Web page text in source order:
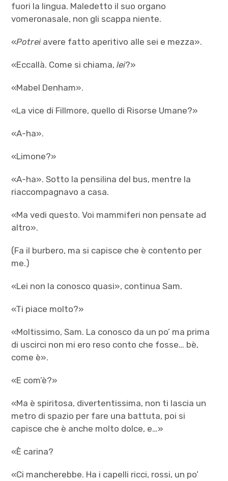
fuori la lingua. Maledetto il suo organo
vomeronasale, non gli scappa niente.
«Potreiavere fatto aperitivo alle sei e mezza».
«Eccallà. Come si chiama,lei?»
«Mabel Denham».
«La vice di Fillmore, quello di Risorse Umane?»
«A-ha».
«Limone?»
«A-ha». Sotto la pensilina del bus, mentre la
riaccompagnavo a casa.
«Ma vedi questo. Voi mammiferi non pensate ad
altro».
(Fa il burbero, ma si capisce che è contento per
me.)
«Lei non la conosco quasi», continua Sam.
«Ti piace molto?»
«Moltissimo, Sam. La conosco da un po’ ma prima
di uscirci non mi ero reso conto che fosse… bè,
come è».
«E com’è?»
«Ma è spiritosa, divertentissima, non ti lascia un
metro di spazio per fare una battuta, poi si
capisce che è anche molto dolce, e…»
«È carina?
«Ci mancherebbe. Ha i capelli ricci, rossi, un po’